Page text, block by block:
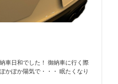
た！ 御納車に行く際
陽気で・・・ 眠たくなり